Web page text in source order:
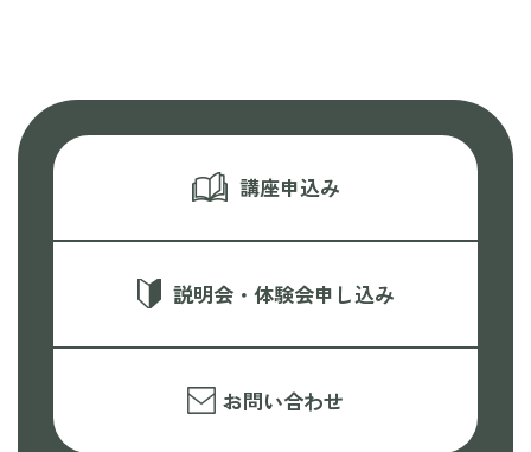
講座申込み
説明会・体験会申し込み
お問い合わせ